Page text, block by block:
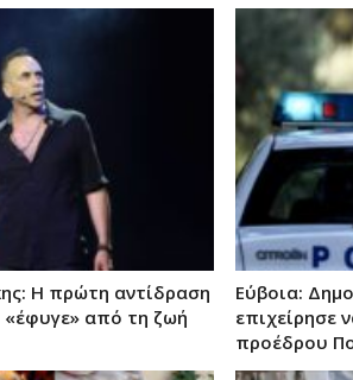
Η πρώτη αντίδραση
από τη ζωή
Εύβοια:
επιχείρησε
προέδρου